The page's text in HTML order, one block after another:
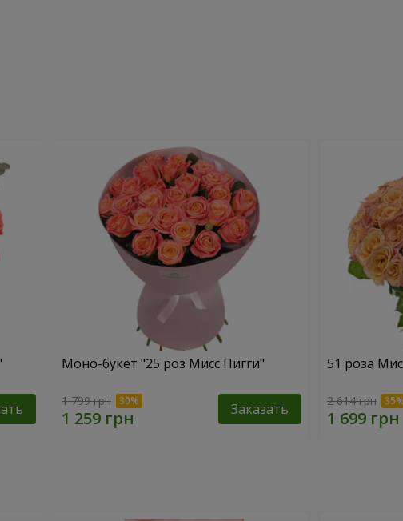
Моно-букет "25 роз Мисс Пигги"
1 799 грн Заказать
51 роза
2 614 грн